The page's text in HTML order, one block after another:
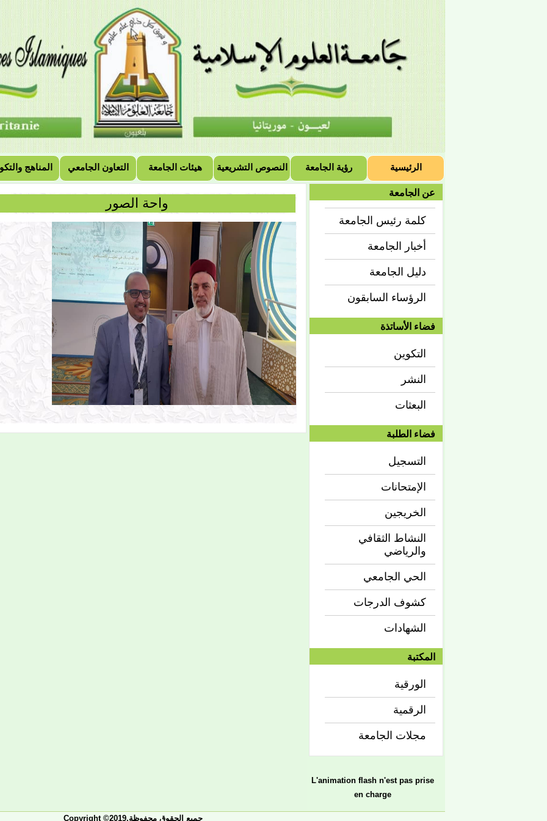
المناهج التعاون الجامعي هيئات الجامعة النصوص التشريعية رؤية الجامعة الرئيسية
واحة الصور
عن الجامعة
كلمة رئيس الجامعة
أخبار الجامعة
دليل الجامعة
الرؤساء السابقون
فضاء الأساتذة
التكوين
النشر
البعثات
فضاء الطلبة
التسجيل
الإمتحانات
الخريجين
النشاط الثقافي
والرياضي
الحي الجامعي
كشوف الدرجات
الشهادات
المكتبة
الورقية
الرقمية
مجلات الجامعة
L'animation flash n'est pas prise
en charge
Copyright ©2019.جميع الحقوق محفوظة